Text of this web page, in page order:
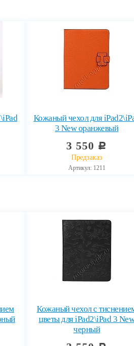
Кожаный чехол для
3 New оранжевый
3 550 c
Предзаказ
Артикул: 1211
Кожаный чехол с
цветы для iPad2\iPad 3 New
черный